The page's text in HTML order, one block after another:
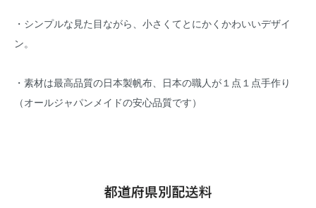
・シンプルな見た目ながら、小さくてとにかくかわいいデザイ
ン。
・素材は最高品質の日本製帆布、日本の職人が１点１点手作り
（オールジャパンメイドの安心品質です）